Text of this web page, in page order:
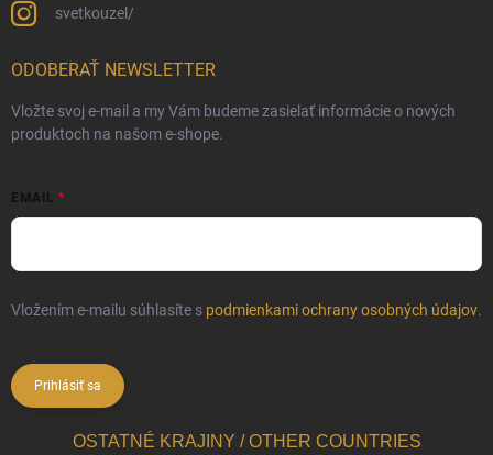
svetkouzel/
ODOBERAŤ NEWSLETTER
Vložte svoj e-mail a my Vám budeme zasielať informácie o nových
produktoch na našom e-shope.
EMAIL
Vložením e-mailu súhlasíte s podmienkami ochrany osobných údajov.
Prihlásiť sa
OSTATNÉ KRAJINY / OTHER COUNTRIES